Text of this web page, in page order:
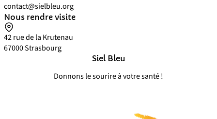
contact@sielbleu.org
Nous rendre visite
42 rue de la Krutenau
67000Strasbourg
Siel Bleu
Donnons le sourire à votre santé !